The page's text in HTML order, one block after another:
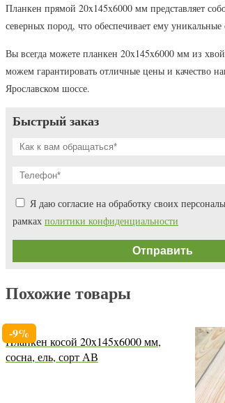
Планкен прямой 20x145x6000 мм представляет
северных пород, что обеспечивает ему
Вы всегда можете планкен 20x145x6000 мм из
можем гарантировать отличные цены и
Ярославском шоссе.
Быстрый заказ
Я даю согласие на обработку своих
рамках политики конфиденциальности
Похожие товары
-9%
Планкен косой 20x145x6000 мм,
сосна, ель, сорт АВ